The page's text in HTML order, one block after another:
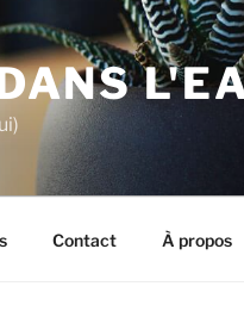
Contact À propos